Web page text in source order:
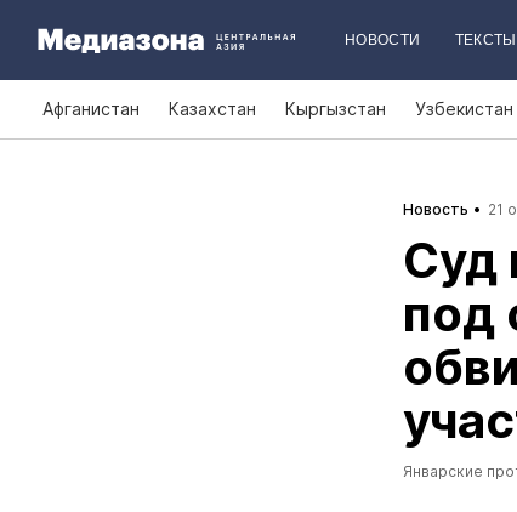
НОВОСТИ ТЕКСТЫ
Афганистан Казахстан Кыргызстан Узбекистан
Новость 21
Суд
под
Январские